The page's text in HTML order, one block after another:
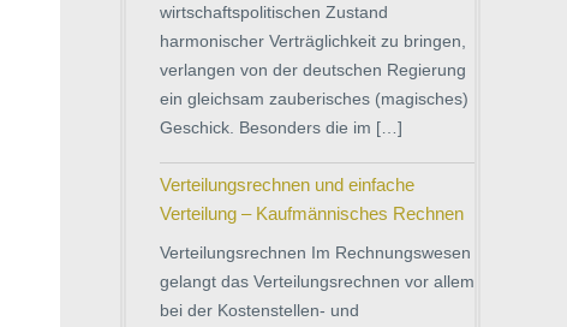
wirtschaftspolitischen Zustand
harmonischer Verträglichkeit zu bringen,
verlangen von der deutschen Regierung
ein gleichsam zauberisches (magisches)
Geschick. Besonders die im […]
Verteilungsrechnen und einfache
Verteilung – Kaufmännisches Rechnen
Verteilungsrechnen Im Rechnungswesen
gelangt das Verteilungsrechnen vor allem
bei der Kostenstellen- und